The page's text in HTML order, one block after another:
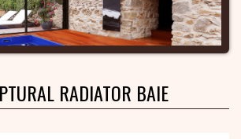
RADIATOR BAIE